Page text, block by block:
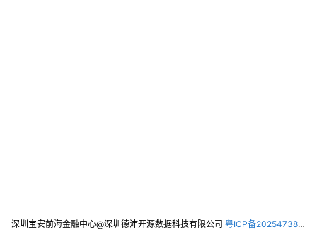
深圳宝安前海金融中心@深圳德沛开源数据科技有限公司 粤ICP备2025473821号-2